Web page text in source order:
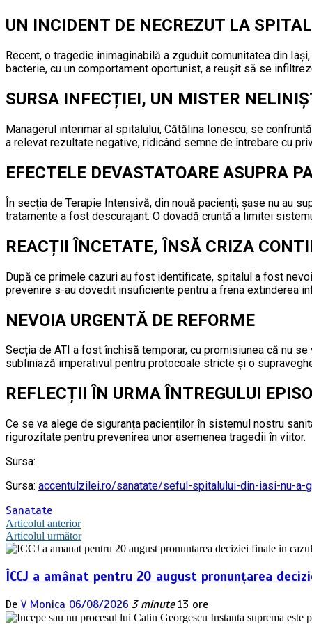
UN INCIDENT DE NECREZUT LA
Recent, o tragedie inimaginabilă a zguduit comunitatea din
bacterie, cu un comportament oportunist, a reușit să se
SURSA INFECȚIEI, UN MISTER
Managerul interimar al spitalului, Cătălina Ionescu, se
a relevat rezultate negative, ridicând semne de întrebare cu
EFECTELE DEVASTATOARE ASUPRA
În secția de Terapie Intensivă, din nouă pacienți, șase nu au
tratamente a fost descurajant. O dovadă cruntă a limitei
REACȚII ÎNCETATE, ÎNSĂ CRIZA
După ce primele cazuri au fost identificate, spitalul a fost
prevenire s-au dovedit insuficiente pentru a frena extinderea
NEVOIA URGENTĂ DE REFORME
Secția de ATI a fost închisă temporar, cu promisiunea că nu
subliniază imperativul pentru protocoale stricte și o
REFLECȚII ÎN URMA ÎNTREGULUI
Ce se va alege de siguranța pacienților în sistemul nostru
rigurozitate pentru prevenirea unor asemenea tragedii în viitor.
Sursa:
Sursa: accentulzilei.ro/sanatate/seful-spitalului-din-iasi-nu-a-
Sanatate
Navigare
în
articole
Articolul anterior
Articolul următor
ÎCCJ a amânat pentru 20 august pronunțarea
De V Monica 06/08/2026 3 minute 13 ore